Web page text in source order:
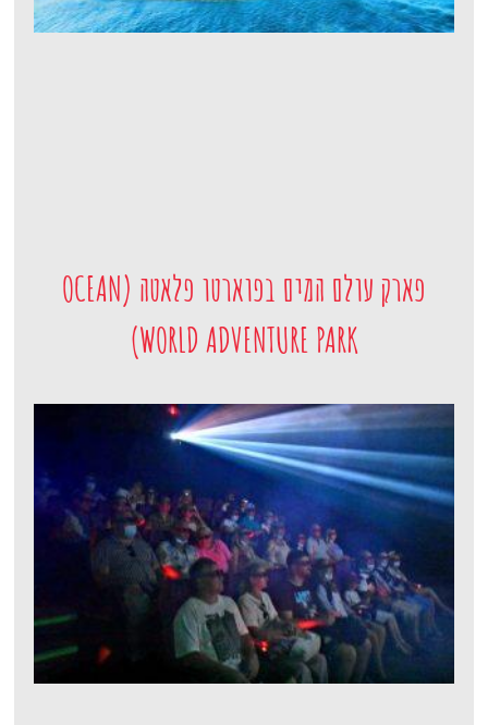
פארק עולם המים בפוארטו פלאטה (OCEAN
WORLD ADVENTURE PARK)